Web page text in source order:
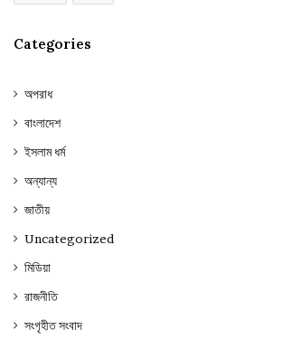
Categories
অপরাধ
বাংলাদেশ
ইসলাম ধর্ম
অন্যান্য
জাতীয়
Uncategorized
মিডিয়া
রাজনীতি
সংগৃহীত সংবাদ